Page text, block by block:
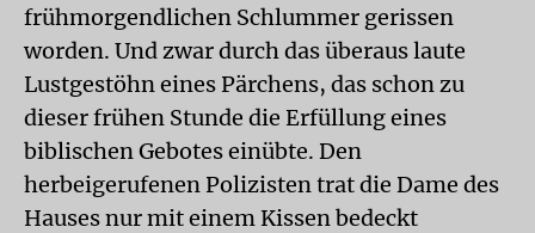
frühmorgendlichen Schlummer gerissen
worden. Und zwar durch das überaus laute
Lustgestöhn eines Pärchens, das schon zu
dieser frühen Stunde die Erfüllung eines
biblischen Gebotes einübte. Den
herbeigerufenen Polizisten trat die Dame des
Hauses nur mit einem Kissen bedeckt